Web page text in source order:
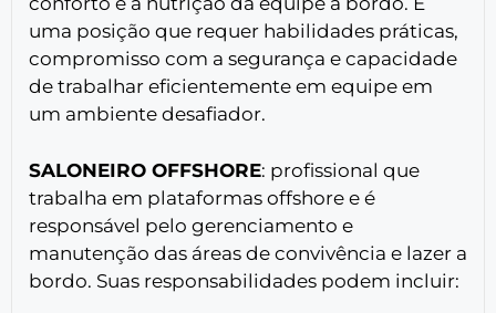
uma posição que requer habilidades práticas,
compromisso com a segurança e capacidade
de trabalhar eficientemente em equipe em
um ambiente desafiador.
SALONEIRO OFFSHORE: profissional que
trabalha em plataformas offshore e é
responsável pelo gerenciamento e
manutenção das áreas de convivência e lazer a
bordo. Suas responsabilidades podem incluir: